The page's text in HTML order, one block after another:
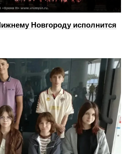
Новгороду исполнится